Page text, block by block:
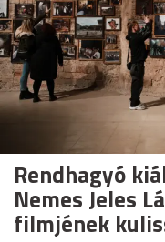
Rendhagyó
Nemes Jeles
filmjének